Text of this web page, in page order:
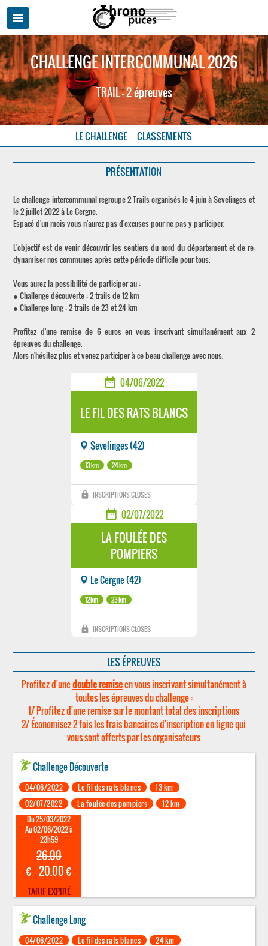
menu
CHALLENGE INTERCOMMUNAL 2026
TRAIL - 2 épreuves
LE CHALLENGE CLASSEMENTS
PRÉSENTATION
Le challenge intercommunal regroupe 2 Trails organisés le 4 juin à Sevelinges et
le 2 juillet 2022 à Le Cergne.
Espacé d'un mois vous n'aurez pas d'excuses pour ne pas y participer.
L'objectif est de venir découvrir les sentiers du nord du département et de re-
dynamiser nos communes après cette période difficile pour tous.
Vous aurez la possibilité de participer au :
● Challenge découverte : 2 trails de 12 km
● Challenge long : 2 trails de 23 et 24 km
Profitez d'une remise de 6 euros en vous inscrivant simultanément aux 2
épreuves du challenge.
Alors n'hésitez plus et venez participer à ce beau challenge avec nous.
date_range 04/06/2022
LE FIL DES RATS BLANCS
Sevelinges (42)
13km 24km
lock INSCRIPTIONS CLOSES
date_range 02/07/2022
LA FOULÉE DES
POMPIERS
Le Cergne (42)
12km 23km
lock INSCRIPTIONS CLOSES
LES ÉPREUVES
Profitez d'unedouble remiseen vous inscrivant simultanément à
toutes les épreuves du challenge :
1/ Profitez d'une remise sur le montant total des inscriptions
2/ Économisez 2 fois les frais bancaires d'inscription en ligne qui
vous sont offerts par les organisateurs
Challenge Découverte
04/06/2022 Le fil des rats blancs
13 km
02/07/2022
La foulée des pompiers
12 km
Du 25/03/2022
Au 02/06/2022 à
23h59
26.00
€ 20.00 €
TARIF EXPIRÉ
Challenge Long
04/06/2022 Le fil des rats blancs
24 km